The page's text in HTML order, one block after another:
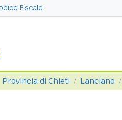
Fiscale
Provincia di Chieti Lanciano